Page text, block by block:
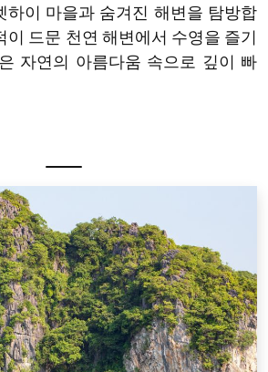
하이 마을과 숨겨진 해변을 탐방합
이 드문 천연 해변에서 수영을 즐기
자연의 아름다움 속으로 깊이 빠